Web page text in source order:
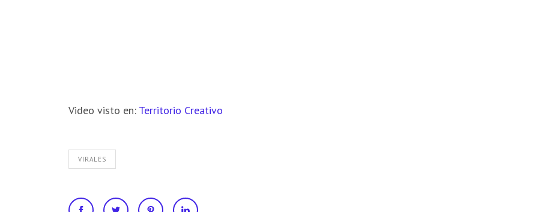
Video visto en: Territorio Creativo
VIRALES